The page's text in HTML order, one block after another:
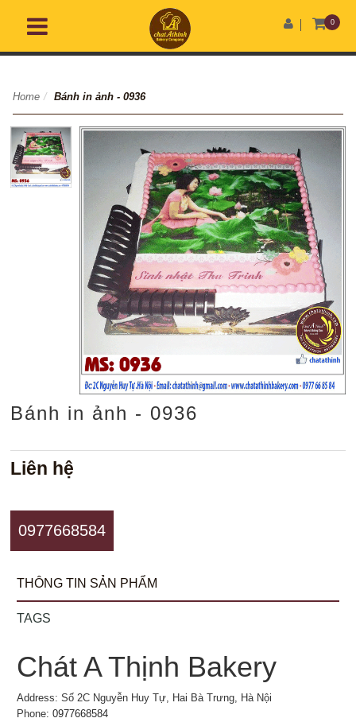
0
Home / Bánh in ảnh - 0936
Bánh in ảnh - 0936
Liên hệ
0977668584
THÔNG TIN SẢN PHẨM
TAGS
Chát A Thịnh Bakery
Address: Số 2C Nguyễn Huy Tự, Hai Bà Trưng, Hà Nội
Phone:0977668584